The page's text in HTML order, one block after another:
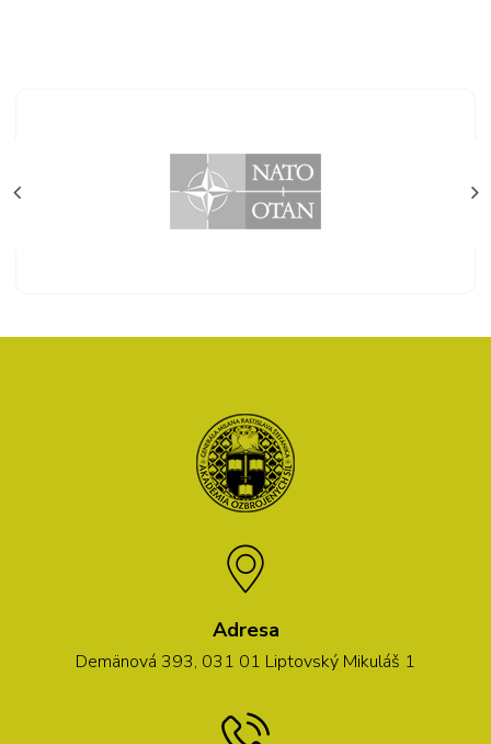
Adresa
Demänová 393, 031 01 Liptovský Mikuláš 1